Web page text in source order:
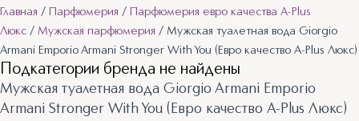
Главная / Парфюмерия /
Парфюмерия евро качества A-Plus
Люкс / Мужская парфюмерия / Мужская туалетная вода Giorgio
Armani Emporio Armani Stronger With You (Евро качество A-Plus Люкс)​
Подкатегории бренда не найдены
Мужская туалетная вода Giorgio Armani Emporio
Armani Stronger With You (Евро качество A-Plus Люкс)​